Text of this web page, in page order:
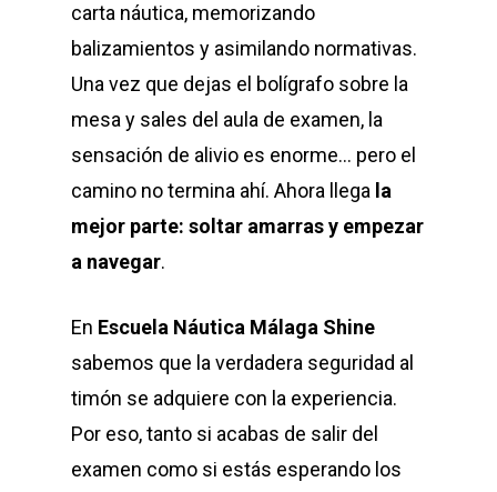
carta náutica, memorizando
balizamientos y asimilando normativas.
Una vez que dejas el bolígrafo sobre la
mesa y sales del aula de examen, la
sensación de alivio es enorme… pero el
camino no termina ahí. Ahora llega la
mejor parte: soltar amarras y empezar
a navegar.
En Escuela Náutica Málaga Shine
sabemos que la verdadera seguridad al
timón se adquiere con la experiencia.
Por eso, tanto si acabas de salir del
examen como si estás esperando los